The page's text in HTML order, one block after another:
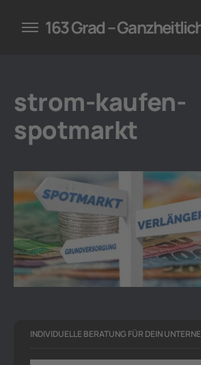
für Unternehmen
163 Grad –
strom-kaufen-
spotmarkt
INDIVIDUELLE BERATUNG FÜR DEIN